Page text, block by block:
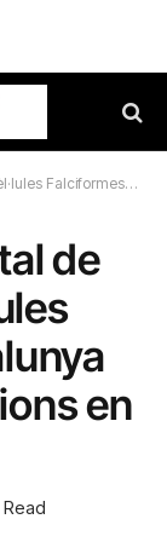
en pacients infantils
de
en
Read